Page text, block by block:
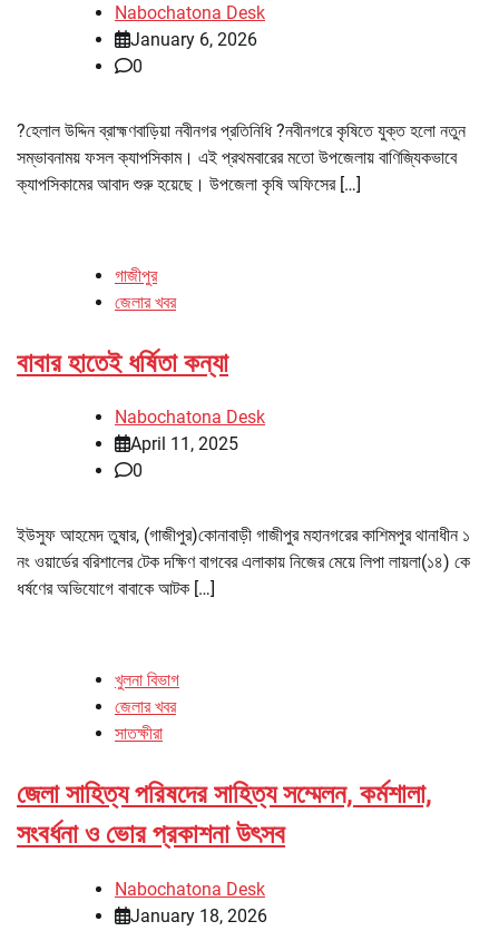
Nabochatona Desk
January 6, 2026
0
?হেলাল উদ্দিন ব্রাহ্মণবাড়িয়া নবীনগর প্রতিনিধি ?নবীনগরে কৃষিতে যুক্ত হলো নতুন
সম্ভাবনাময় ফসল ক্যাপসিকাম। এই প্রথমবারের মতো উপজেলায় বাণিজ্যিকভাবে
ক্যাপসিকামের আবাদ শুরু হয়েছে। উপজেলা কৃষি অফিসের […]
গাজীপুর
জেলার খবর
বাবার হাতেই ধর্ষিতা কন্যা
Nabochatona Desk
April 11, 2025
0
ইউসুফ আহমেদ তুষার, (গাজীপুর)কোনাবাড়ী গাজীপুর মহানগরের কাশিমপুর থানাধীন ১
নং ওয়ার্ডের বরিশালের টেক দক্ষিণ বাগবের এলাকায় নিজের মেয়ে লিপা লায়লা(১৪) কে
ধর্ষণের অভিযোগে বাবাকে আটক […]
খুলনা বিভাগ
জেলার খবর
সাতক্ষীরা
জেলা সাহিত্য পরিষদের সাহিত্য সম্মেলন, কর্মশালা,
সংবর্ধনা ও ভোর প্রকাশনা উৎসব
Nabochatona Desk
January 18, 2026